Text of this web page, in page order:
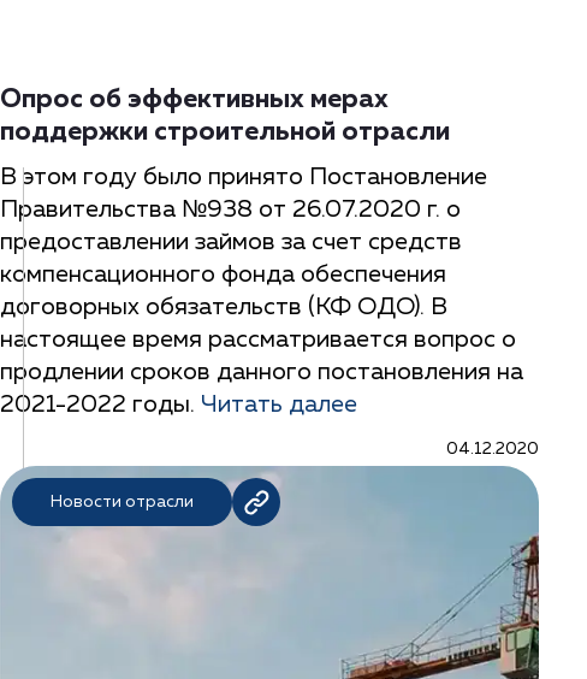
Опрос об эффективных мерах
поддержки строительной отрасли
В этом году было принято Постановление
Правительства №938 от 26.07.2020 г. о
предоставлении займов за счет средств
компенсационного фонда обеспечения
договорных обязательств (КФ ОДО). В
настоящее время рассматривается вопрос о
продлении сроков данного постановления на
2021-2022 годы. Читать далее
04.12.2020
Новости отрасли